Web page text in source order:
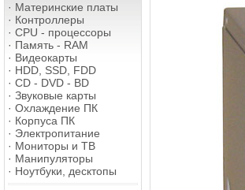
· Материнские платы
· Контроллеры
· CPU - процессоры
· Память - RAM
· Видеокарты
· HDD, SSD, FDD
· CD - DVD - BD
· Звуковые карты
· Охлаждение ПК
· Корпуса ПК
· Электропитание
· Мониторы и ТВ
· Манипуляторы
· Ноутбуки, десктопы